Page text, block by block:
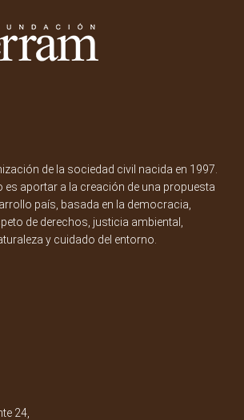
de la sociedad civil nacida en 1997.
aportar a la creación de una propuesta
país, basada en la democracia,
de derechos, justicia ambiental,
y cuidado del entorno.
24,